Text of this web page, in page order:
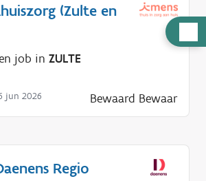
u
n
d
(Zulte en
job in ZULTE
jun 2026 Bewaard Bewaar
Regio